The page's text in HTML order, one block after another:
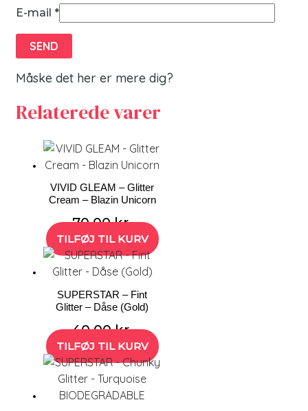
E-mail *
Måske det her er mere dig?
Relaterede varer
VIVID GLEAM – Glitter
Cream – Blazin Unicorn
70,00kr.
TILFØJ TIL KURV
SUPERSTAR – Fint
Glitter – Dåse (Gold)
40,00kr.
TILFØJ TIL KURV